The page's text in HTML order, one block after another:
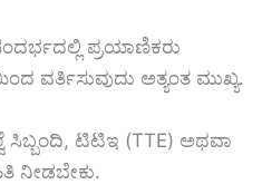
ಪ್ರಯಾಣಿಕರು
ವರ್ತಿಸುವುದು ಅತ್ಯಂತ ಮುಖ್ಯ.
ಸಿಬ್ಬಂದಿ, ಟಿಟಿಇ (TTE) ಅಥವಾ
ನೀಡಬೇಕು.